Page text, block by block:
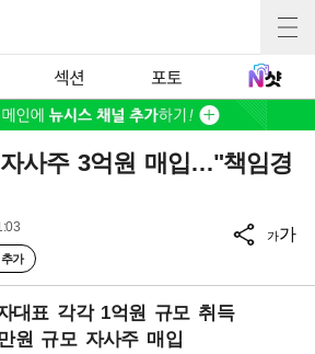
섹션 포토
사주 3억원 매입…"책임경
가
가가
대표 각각 1억원 규모 취득
원 규모 자사주 매입